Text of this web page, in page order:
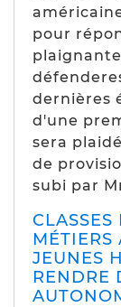
pour
dernières
d'une
sera
de
subi par
MÉTIERS
JEUNES
RENDRE